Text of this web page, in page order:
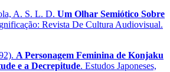
A. S. L. D. Um Olhar Semiótico Sobre
Revista De Cultura Audiovisual.
A Personagem Feminina de Konjaku
e a Decrepitude. Estudos Japoneses,